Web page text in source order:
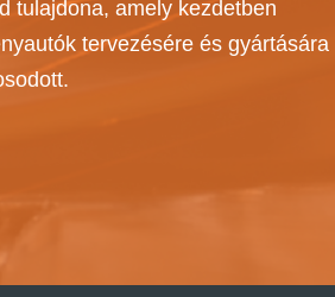
tulajdona, amely kezdetben
tervezésére és gyártására